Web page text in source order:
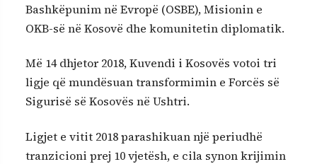
Bashkëpunim në Evropë (OSBE), Misionin e
OKB-së në Kosovë dhe komunitetin diplomatik.
Më 14 dhjetor 2018, Kuvendi i Kosovës votoi tri
ligje që mundësuan transformimin e Forcës së
Sigurisë së Kosovës në Ushtri.
Ligjet e vitit 2018 parashikuan një periudhë
tranzicioni prej 10 vjetësh, e cila synon krijimin